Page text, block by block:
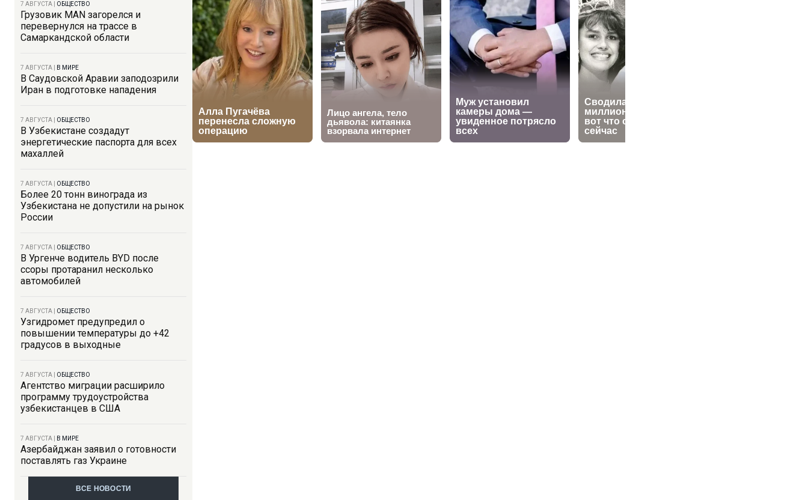
7 АВГУСТА ОБЩЕСТВО
Грузовик MAN загорелся и
перевернулся на трассе в
Самаркандской области
7 АВГУСТА В МИРЕ
В Саудовской Аравии заподозрили
Иран в подготовке нападения
7 АВГУСТА ОБЩЕСТВО
В Узбекистане создадут
энергетические паспорта для всех
махаллей
7 АВГУСТА ОБЩЕСТВО
Более 20 тонн винограда из
Узбекистана не допустили на рынок
России
7 АВГУСТА ОБЩЕСТВО
В Ургенче водитель BYD после
ссоры протаранил несколько
автомобилей
7 АВГУСТА ОБЩЕСТВО
Узгидромет предупредил о
повышении температуры до +42
градусов в выходные
7 АВГУСТА ОБЩЕСТВО
Агентство миграции расширило
программу трудоустройства
узбекистанцев в США
7 АВГУСТА В МИРЕ
Азербайджан заявил о готовности
поставлять газ Украине
ВСЕ НОВОСТИ